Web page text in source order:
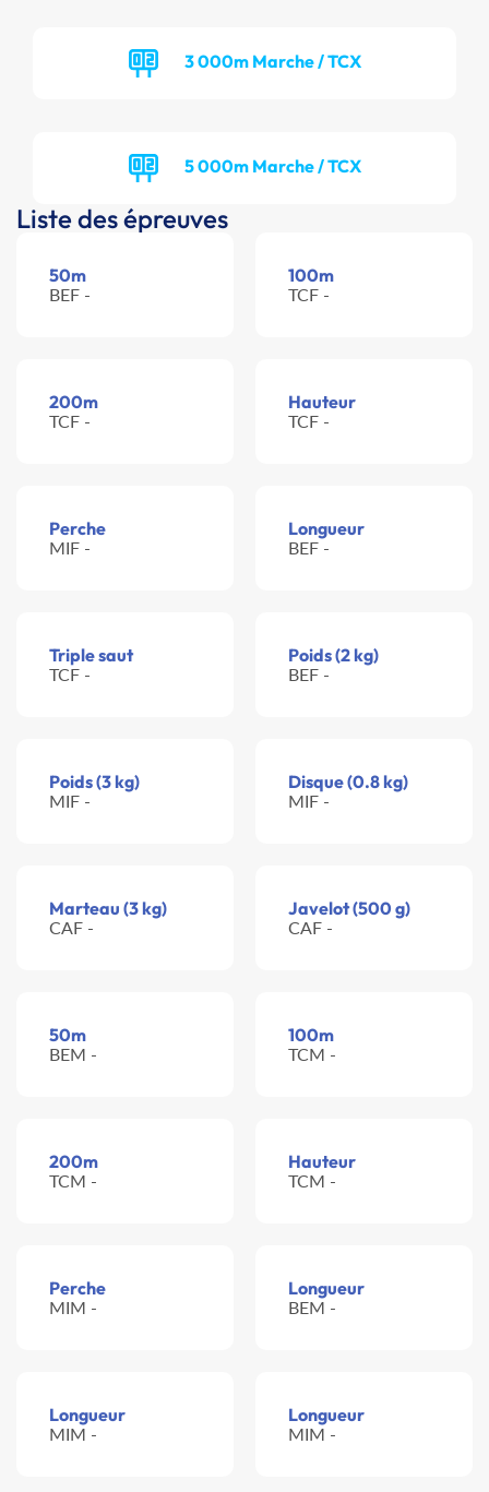
3 000m Marche / TCX
5 000m Marche / TCX
Liste des épreuves
50m
BEF -
100m
TCF -
200m
TCF -
Hauteur
TCF -
Perche
MIF -
Longueur
BEF -
Triple saut
TCF -
Poids (2 kg)
BEF -
Poids (3 kg)
MIF -
Disque (0.8 kg)
MIF -
Marteau (3 kg)
CAF -
Javelot (500 g)
CAF -
50m
BEM -
100m
TCM -
200m
TCM -
Hauteur
TCM -
Perche
MIM -
Longueur
BEM -
Longueur
MIM -
Longueur
MIM -